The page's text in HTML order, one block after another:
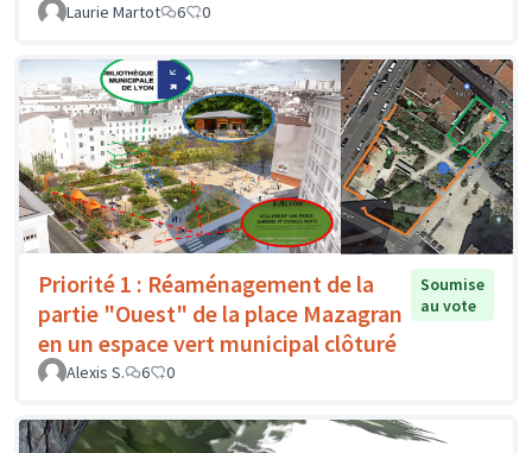
Laurie Martot
6 0
Priorité 1 : Réaménagement de la
partie "Ouest" de la place Mazagran
en un espace vert municipal clôturé
Soumise
au vote
Alexis S. 6 0